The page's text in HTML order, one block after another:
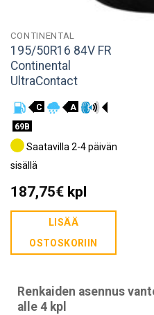
CONTINENTAL
195/50R16 84V FR
Continental
UltraContact
C
A
69B
Saatavilla 2-4 päivän
sisällä
187,75€kpl
LISÄÄ
OSTOSKORIIN
Renkaiden asennus
alle 4 kpl